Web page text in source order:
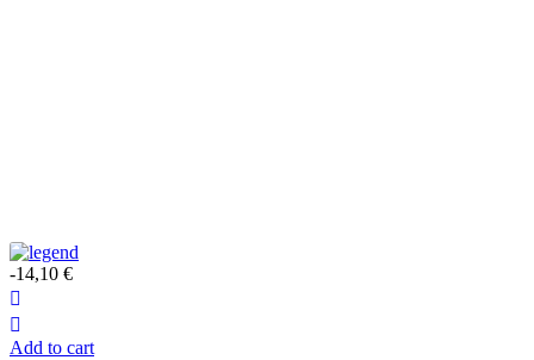
-14,10 €
Add to cart